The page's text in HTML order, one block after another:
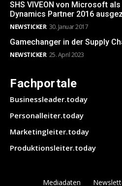
SHS VIVEON von Microsoft
Dynamics Partner 2016
NEWSTICKER 30. Januar 2017
Gamechanger in der Supply
NEWSTICKER 25. April 2023
Fachportale
Businessleader.today
Personalleiter.today
Marketingleiter.today
Produktionsleiter.today
Mediadaten